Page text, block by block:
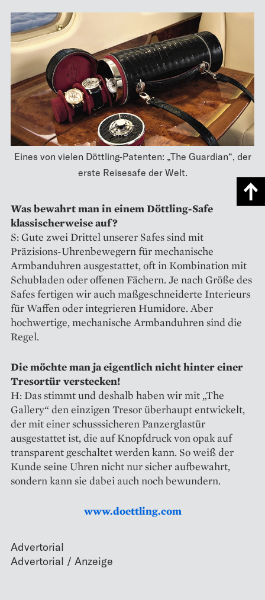
Eines von vielen Döttling-Patenten: „The Guardian“, der
erste Reisesafe der Welt.
Was bewahrt man in einem Döttling-Safe
klassischerweise auf?
S: Gute zwei Drittel unserer Safes sind mit
Präzisions-Uhrenbewegern für mechanische
Armbanduhren ausgestattet, oft in Kombination mit
Schubladen oder offenen Fächern. Je nach Größe des
Safes fertigen wir auch maßgeschneiderte Interieurs
für Waffen oder integrieren Humidore. Aber
hochwertige, mechanische Armbanduhren sind die
Regel.
Die möchte man ja eigentlich nicht hinter einer
Tresortür verstecken!
H: Das stimmt und deshalb haben wir mit „The
Gallery“ den einzigen Tresor überhaupt entwickelt,
der mit einer schusssicheren Panzerglastür
ausgestattet ist, die auf Knopfdruck von opak auf
transparent geschaltet werden kann. So weiß der
Kunde seine Uhren nicht nur sicher aufbewahrt,
sondern kann sie dabei auch noch bewundern.
www.doettling.com
Advertorial